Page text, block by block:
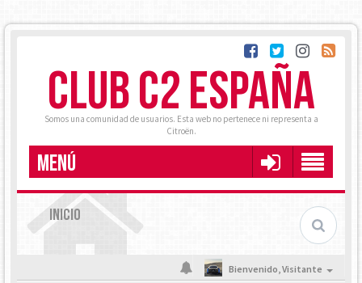
CLUB C2 ESPAÑA
Somos una comunidad de usuarios. Esta web no pertenece ni representa a
Citroën.
MENÚ
INICIO
Bienvenido,Visitante